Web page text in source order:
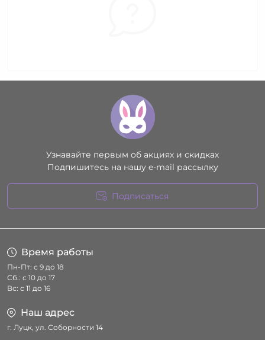
Узнавайте первым об акциях и скидках
Подпишитесь на нашу e-mail рассылку
Подписаться
Время работы
Пн-Пт: с 9 до 18
Сб.: с 10 до 17
Вс: с 11 до 16
Наш адрес
г. Луцк, ул. Соборности 14